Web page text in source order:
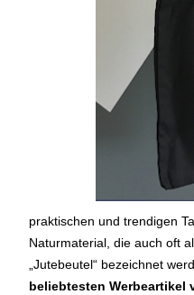
praktischen und trendigen
Naturmaterial, die auch oft
„Jutebeutel“ bezeichnet
beliebtesten Werbeartikel